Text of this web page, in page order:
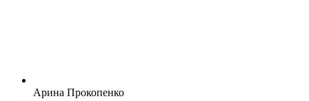
Арина Прокопенко